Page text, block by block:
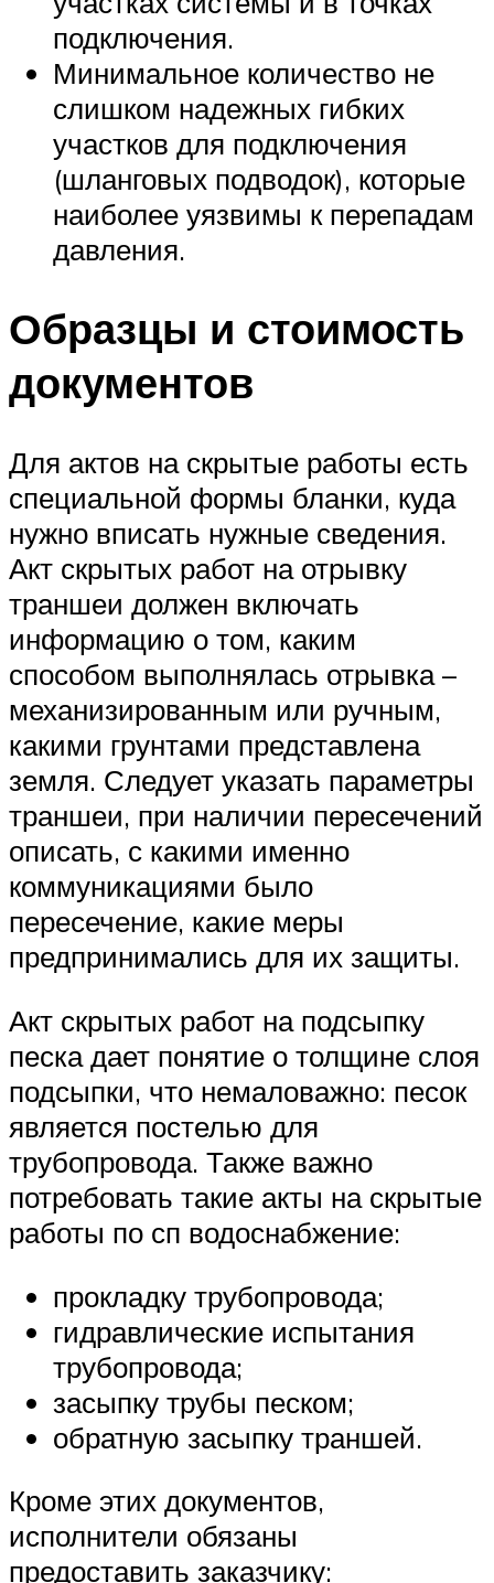
подключения.
Минимальное количество не
слишком надежных гибких
участков для подключения
(шланговых подводок), которые
наиболее уязвимы к перепадам
давления.
Образцы и стоимость
документов
Для актов на скрытые работы есть
специальной формы бланки, куда
нужно вписать нужные сведения.
Акт скрытых работ на отрывку
траншеи должен включать
информацию о том, каким
способом выполнялась отрывка –
механизированным или ручным,
какими грунтами представлена
земля. Следует указать параметры
траншеи, при наличии пересечений
описать, с какими именно
коммуникациями было
пересечение, какие меры
предпринимались для их защиты.
Акт скрытых работ на подсыпку
песка дает понятие о толщине слоя
подсыпки, что немаловажно: песок
является постелью для
трубопровода. Также важно
потребовать такие акты на скрытые
работы по сп водоснабжение:
прокладку трубопровода;
гидравлические испытания
трубопровода;
засыпку трубы песком;
обратную засыпку траншей.
Кроме этих документов,
исполнители обязаны
предоставить заказчику: